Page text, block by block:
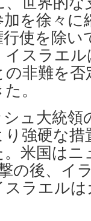
を徐々に
使を除
イスラエ
非難を
。
ュ大統領
強硬な
米国は
の後、イ
ラエル